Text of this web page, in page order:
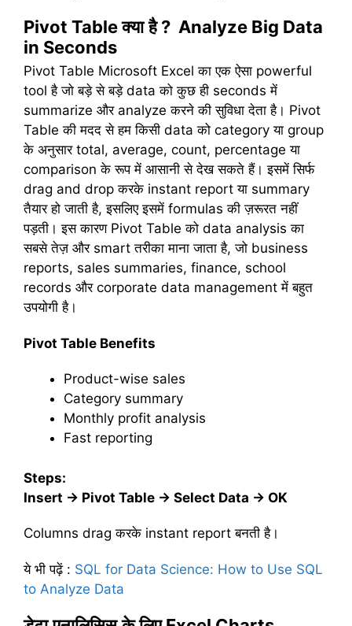
Pivot Tableक्या है? Analyze Big Data
in Seconds
Pivot Table Microsoft Excel का एक ऐसा powerful
tool है जो बड़े से बड़े data को कुछ ही seconds में
summarize और analyze करने की सुविधा देता है। Pivot
Table की मदद से हम किसी data को category या group
के अनुसार total, average, count, percentage या
comparison के रूप में आसानी से देख सकते हैं। इसमें सिर्फ
drag and drop करके instant report या summary
तैयार हो जाती है, इसलिए इसमें formulas की ज़रूरत नहीं
पड़ती। इस कारण Pivot Table को data analysis का
सबसे तेज़ और smart तरीका माना जाता है, जो business
reports, sales summaries, finance, school
records और corporate data management में बहुत
उपयोगी है।
Pivot Table Benefits
Product-wise sales
Category summary
Monthly profit analysis
Fast reporting
Steps:
Insert → Pivot Table → Select Data → OK
Columns drag करके instant report बनती है।
ये भी पढ़ें : SQL for Data Science: How to Use SQL
to Analyze Data